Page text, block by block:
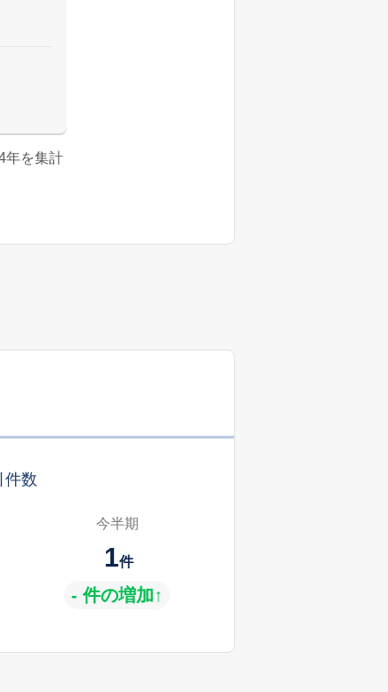
年を集計
件数
今半期
1件
- 件の増加↑